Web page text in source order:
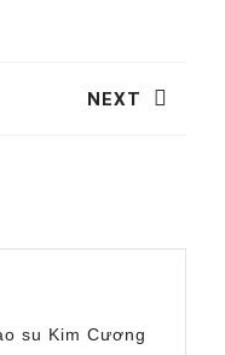
NEXT
su Kim Cương